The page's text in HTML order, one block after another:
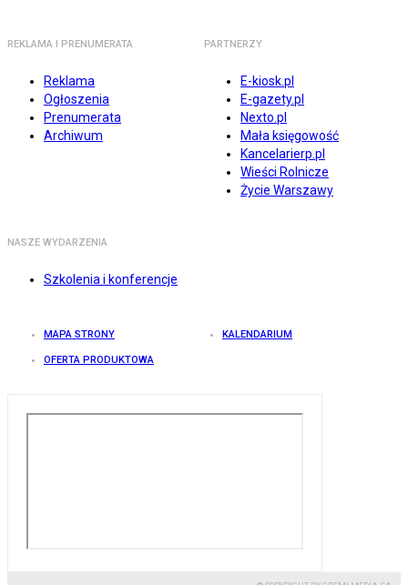
REKLAMA I PRENUMERATA
Reklama
Ogłoszenia
Prenumerata
Archiwum
PARTNERZY
E-kiosk.pl
E-gazety.pl
Nexto.pl
Mała księgowość
Kancelarierp.pl
Wieści Rolnicze
Życie Warszawy
NASZE WYDARZENIA
Szkolenia i konferencje
MAPA STRONY KALENDARIUM
OFERTA PRODUKTOWA